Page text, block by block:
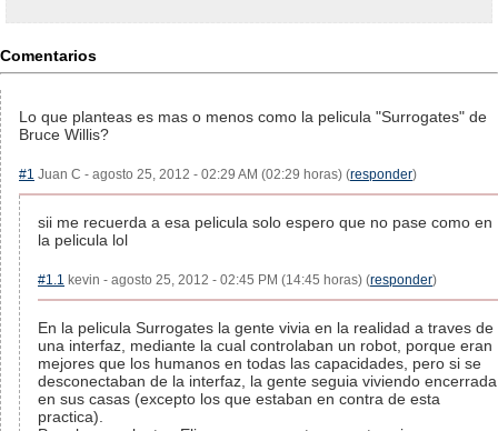
Comentarios
Lo que planteas es mas o menos como la pelicula "Surrogates" de
Bruce Willis?
#1 Juan C - agosto 25, 2012 - 02:29 AM (02:29 horas) (responder)
sii me recuerda a esa pelicula solo espero que no pase como en
la pelicula lol
#1.1 kevin - agosto 25, 2012 - 02:45 PM (14:45 horas) (responder)
En la pelicula Surrogates la gente vivia en la realidad a traves de
una interfaz, mediante la cual controlaban un robot, porque eran
mejores que los humanos en todas las capacidades, pero si se
desconectaban de la interfaz, la gente seguia viviendo encerrada
en sus casas (excepto los que estaban en contra de esta
practica).